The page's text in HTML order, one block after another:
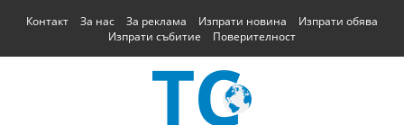
Контакт За нас За реклама Изпрати новина
Изпрати обява
Изпрати събитие
Поверителност